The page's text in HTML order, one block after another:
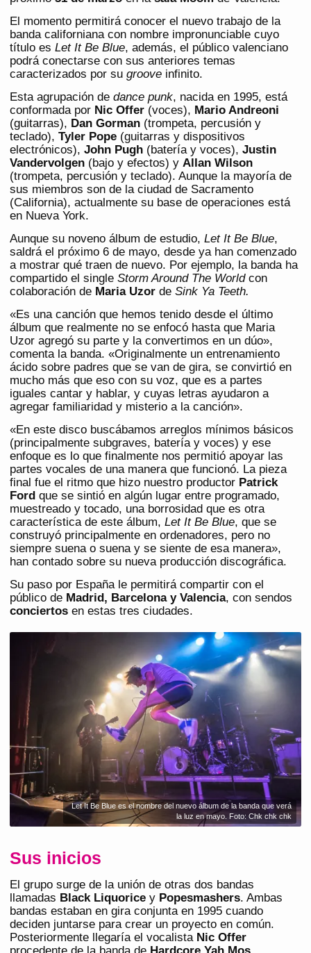
El momento permitirá conocer el nuevo trabajo de la
banda californiana con nombre impronunciable cuyo
título es Let It Be Blue, además, el público valenciano
podrá conectarse con sus anteriores temas
caracterizados por su groove infinito.
Esta agrupación de dance punk, nacida en 1995, está
conformada por Nic Offer (voces), Mario Andreoni
(guitarras), Dan Gorman (trompeta, percusión y
teclado), Tyler Pope (guitarras y dispositivos
electrónicos), John Pugh (batería y voces), Justin
Vandervolgen (bajo y efectos) y Allan Wilson
(trompeta, percusión y teclado). Aunque la mayoría de
sus miembros son de la ciudad de Sacramento
(California), actualmente su base de operaciones está
en Nueva York.
Aunque su noveno álbum de estudio, Let It Be Blue,
saldrá el próximo 6 de mayo, desde ya han comenzado
a mostrar qué traen de nuevo. Por ejemplo, la banda ha
compartido el single Storm Around The Worldcon
colaboración de Maria Uzor de Sink Ya Teeth.
«Es una canción que hemos tenido desde el último
álbum que realmente no se enfocó hasta que Maria
Uzor agregó su parte y la convertimos en un dúo»,
comenta la banda. «Originalmente un entrenamiento
ácido sobre padres que se van de gira, se convirtió en
mucho más que eso con su voz, que es a partes
iguales cantar y hablar, y cuyas letras ayudaron a
agregar familiaridad y misterio a la canción».
«En este disco buscábamos arreglos mínimos básicos
(principalmente subgraves, batería y voces) y ese
enfoque es lo que finalmente nos permitió apoyar las
partes vocales de una manera que funcionó. La pieza
final fue el ritmo que hizo nuestro productor Patrick
Ford que se sintió en algún lugar entre programado,
muestreado y tocado, una borrosidad que es otra
característica de este álbum, Let It Be Blue, que se
construyó principalmente en ordenadores, pero no
siempre suena o suena y se siente de esa manera»,
han contado sobre su nueva producción discográfica.
Su paso por España le permitirá compartir con el
público de Madrid, Barcelona y Valencia, con sendos
conciertos en estas tres ciudades.
Let It Be Blue es el nombre del nuevo álbum de la banda que verá
la luz en mayo. Foto: Chk chk chk
Sus inicios
El grupo surge de la unión de otras dos bandas
llamadas Black Liquorice y Popesmashers. Ambas
bandas estaban en gira conjunta en 1995 cuando
deciden juntarse para crear un proyecto en común.
Posteriormente llegaría el vocalista Nic Offer